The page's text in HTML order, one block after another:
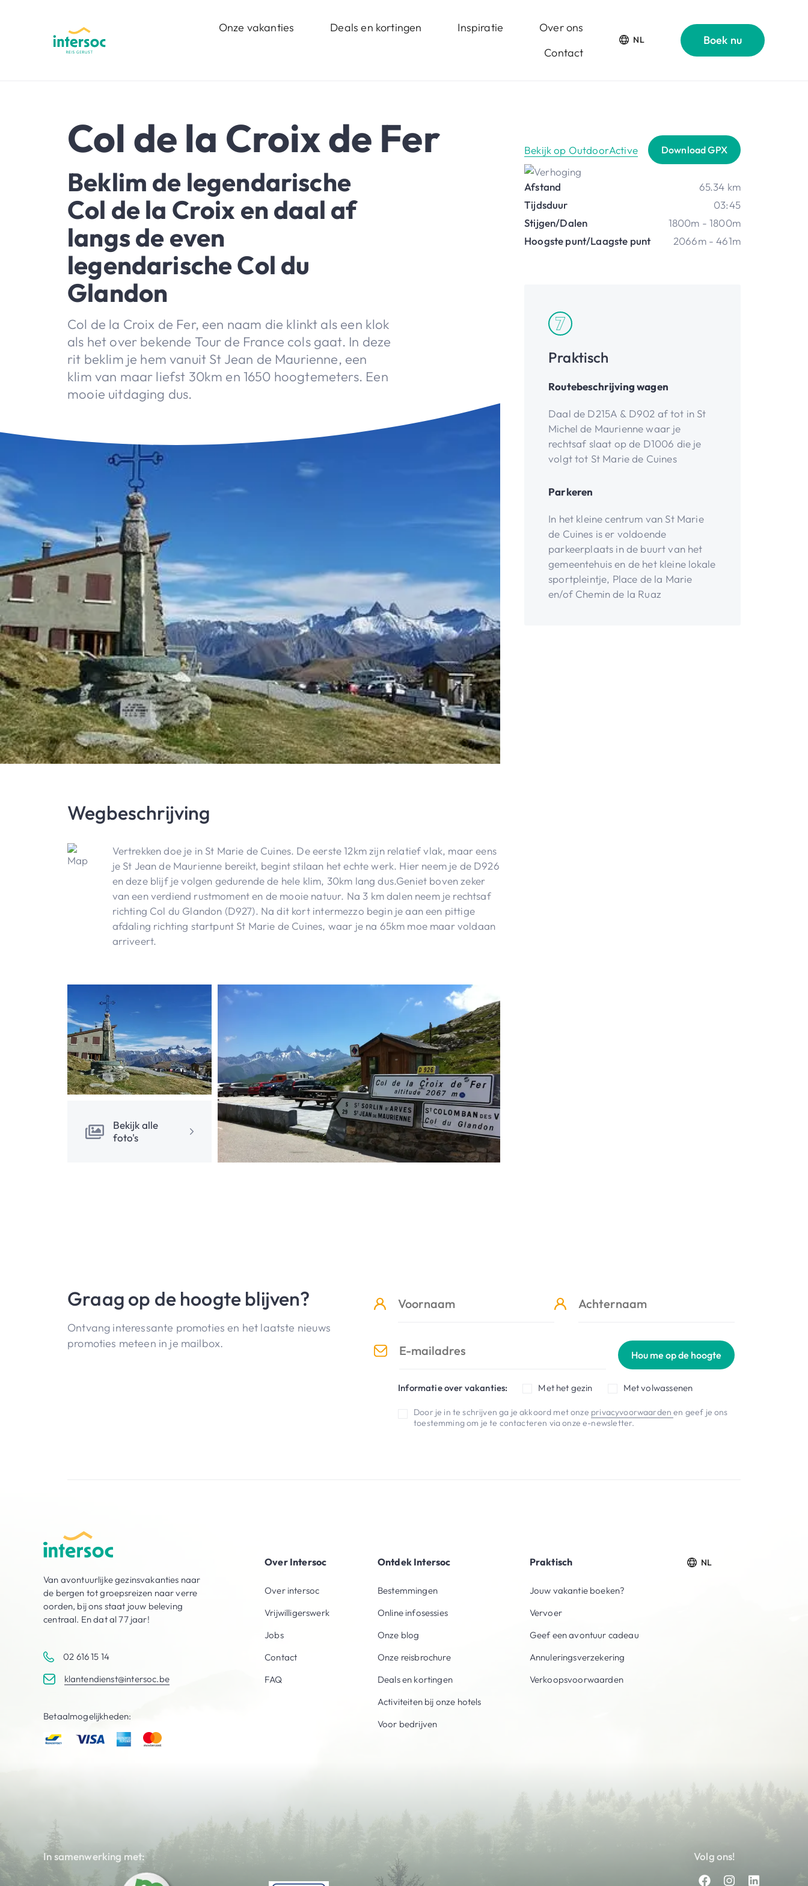
Onze vakanties Deals en kortingen Inspiratie
Over ons
Contact
NL Boek nu
Col de la Croix de Fer
Beklim de legendarische
Col de la Croix en daal af
langs de even
legendarische Col du
Glandon
Col de la Croix de Fer, een naam die klinkt als een klok
als het over bekende Tour de France cols gaat. In deze
rit beklim je hem vanuit St Jean de Maurienne, een
klim van maar liefst 30km en 1650 hoogtemeters. Een
mooie uitdaging dus.
Wegbeschrijving
Vertrekken doe je in St Marie de Cuines. De eerste 12km zijn relatief vlak, maar eens
je St Jean de Maurienne bereikt, begint stilaan het echte werk. Hier neem je de D926
en deze blijf je volgen gedurende de hele klim, 30km lang dus.Geniet boven zeker
van een verdiend rustmoment en de mooie natuur. Na 3 km dalen neem je rechtsaf
richting Col du Glandon (D927). Na dit kort intermezzo begin je aan een pittige
afdaling richting startpunt St Marie de Cuines, waar je na 65km moe maar voldaan
arriveert.
Bekijk alle
foto's
Bekijk op OutdoorActive Download GPX
Afstand
65.34 km
Tijdsduur
03:45
Stijgen/Dalen
1800m - 1800m
Hoogste punt/Laagste punt
2066m - 461m
Praktisch
Routebeschrijving wagen
Daal de D215A & D902 af tot in St
Michel de Maurienne waar je
rechtsaf slaat op de D1006 die je
volgt tot St Marie de Cuines
Parkeren
In het kleine centrum van St Marie
de Cuines is er voldoende
parkeerplaats in de buurt van het
gemeentehuis en de het kleine lokale
sportpleintje, Place de la Marie
en/of Chemin de la Ruaz
Graag op de hoogte blijven?
Ontvang interessante promoties en het laatste nieuws
promoties meteen in je mailbox.
Hou me op de hoogte
Informatie over vakanties: Met het gezin Met volwassenen
Door je in te schrijven ga je akkoord met onze privacyvoorwaardenen geef je ons
toestemming om je te contacteren via onze e-newsletter.
Van avontuurlijke gezinsvakanties naar
de bergen tot groepsreizen naar verre
oorden, bij ons staat jouw beleving
centraal. En dat al 77 jaar!
02 616 15 14
klantendienst@intersoc.be
Betaalmogelijkheden:
Over Intersoc
Over intersoc
Vrijwilligerswerk
Jobs
Contact
FAQ
Ontdek Intersoc
Bestemmingen
Online infosessies
Onze blog
Onze reisbrochure
Deals en kortingen
Activiteiten bij onze hotels
Voor bedrijven
Praktisch
Jouw vakantie boeken?
Vervoer
Geef een avontuur cadeau
Annuleringsverzekering
Verkoopsvoorwaarden
NL
In samenwerking met: Volg ons!